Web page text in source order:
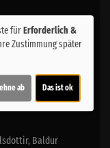
Baldur
fürErforderlich &
Zustimmung später
ab Das ist ok